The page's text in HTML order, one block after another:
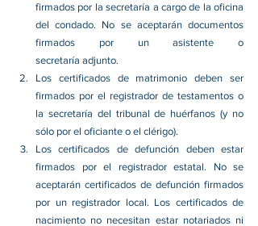
firmados por la secretaría a cargo de la oficina
del condado. No se aceptarán documentos
firmados por un asistente o
secretaría adjunto.
Los certificados de matrimonio deben ser
firmados por el registrador de testamentos o
la secretaría del tribunal de huérfanos (y no
sólo por el oficiante o el clérigo).
Los certificados de defunción deben estar
firmados por el registrador estatal. No se
aceptarán certificados de defunción firmados
por un registrador local. Los certificados de
nacimiento no necesitan estar notariados ni